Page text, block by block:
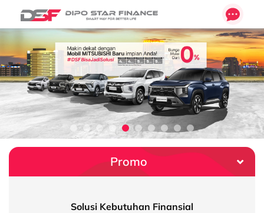
Promo
Simulasi Kredit
Promo Mitsubishi Destinator